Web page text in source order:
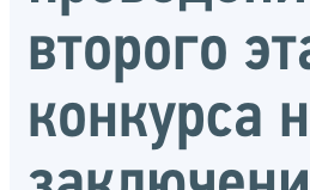
второго
конкурса